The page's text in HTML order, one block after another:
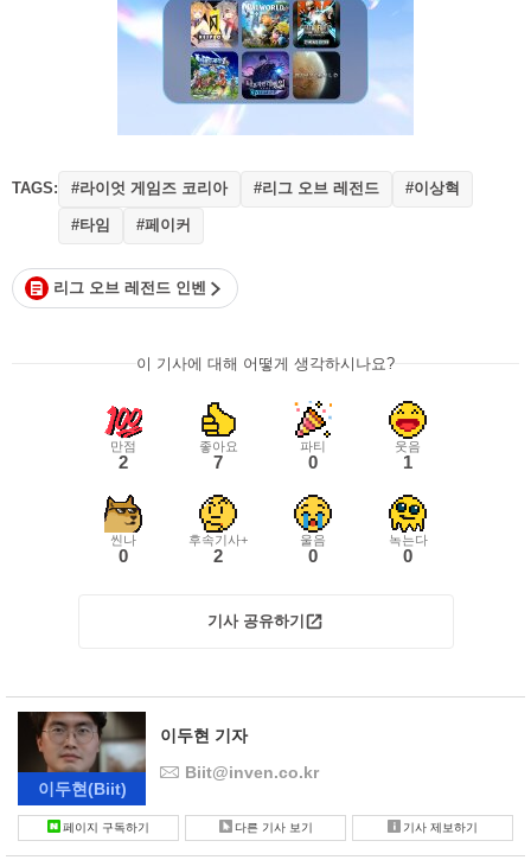
TAGS: #라이엇 게임즈 코리아 #리그 오브 레전드 #이상혁
#타임 #페이커
리그 오브 레전드 인벤
이 기사에 대해 어떻게 생각하시나요?
만점
2
좋아요
7
파티
0
웃음
1
씬나
0
후속기사+
2
울음
0
녹는다
0
기사 공유하기
이두현(Biit)
이두현 기자
Biit@inven.co.kr
페이지 구독하기 다른 기사 보기 기사 제보하기